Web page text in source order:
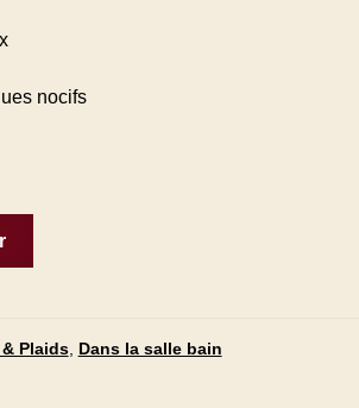
nocifs
Plaids, Dans la salle bain